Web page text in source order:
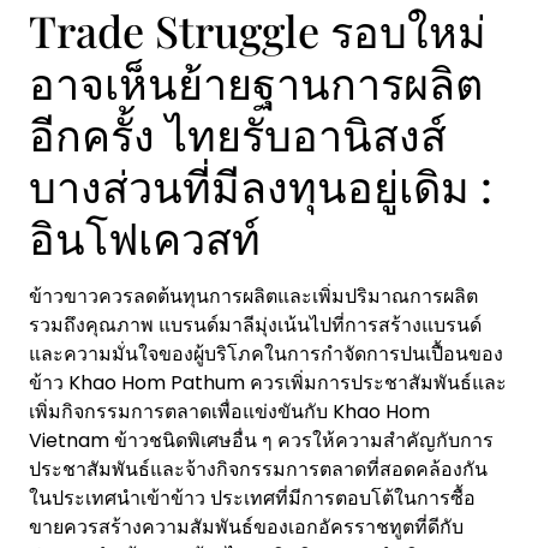
Trade Struggle รอบใหม่
อาจเห็นย้ายฐานการผลิต
อีกครั้ง ไทยรับอานิสงส์
บางส่วนที่มีลงทุนอยู่เดิม :
อินโฟเควสท์
ข้าวขาวควรลดต้นทุนการผลิตและเพิ่มปริมาณการผลิต
รวมถึงคุณภาพ แบรนด์มาลีมุ่งเน้นไปที่การสร้างแบรนด์
และความมั่นใจของผู้บริโภคในการกำจัดการปนเปื้อนของ
ข้าว Khao Hom Pathum ควรเพิ่มการประชาสัมพันธ์และ
เพิ่มกิจกรรมการตลาดเพื่อแข่งขันกับ Khao Hom
Vietnam ข้าวชนิดพิเศษอื่น ๆ ควรให้ความสำคัญกับการ
ประชาสัมพันธ์และจ้างกิจกรรมการตลาดที่สอดคล้องกัน
ในประเทศนำเข้าข้าว ประเทศที่มีการตอบโต้ในการซื้อ
ขายควรสร้างความสัมพันธ์ของเอกอัครราชทูตที่ดีกับ